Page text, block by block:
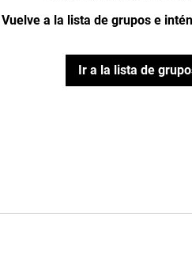
Vuelve a la lista de grupos e
Ir a la lista de